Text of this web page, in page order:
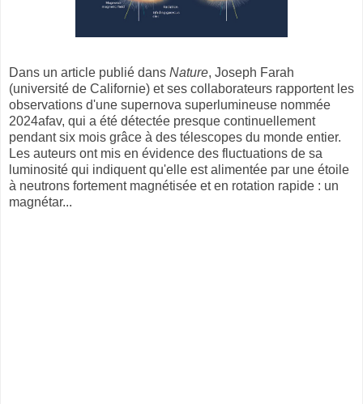
Dans un article publié dans Nature, Joseph Farah
(université de Californie) et ses collaborateurs rapportent les
observations d'une supernova superlumineuse nommée
2024afav, qui a été détectée presque continuellement
pendant six mois grâce à des télescopes du monde entier.
Les auteurs ont mis en évidence des fluctuations de sa
luminosité qui indiquent qu'elle est alimentée par une étoile
à neutrons fortement magnétisée et en rotation rapide : un
magnétar...